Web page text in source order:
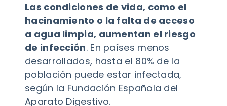
Las condiciones de vida, como el
hacinamiento o la falta de acceso
a agua limpia, aumentan el riesgo
de infección. En países menos
desarrollados, hasta el 80% de la
población puede estar infectada,
según la Fundación Española del
Aparato Digestivo.